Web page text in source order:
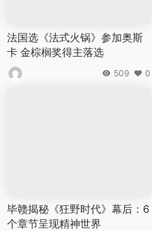
法国选《法式火锅》参加奥斯
卡 金棕榈奖得主落选
509 0
毕赣揭秘《狂野时代》幕后：6
个章节呈现精神世界